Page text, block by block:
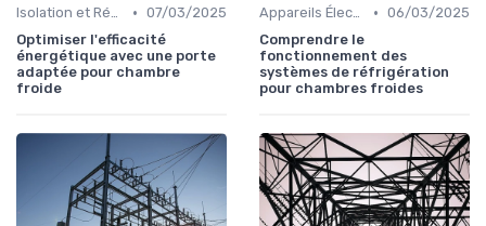
Isolation et Réduction de la Consommation • 07/03/2025
Optimiser l'efficacité
énergétique avec une porte
adaptée pour chambre
froide
Appareils Électroménagers Éco-énergétiques • 06/03/2025
Comprendre le
fonctionnement des
systèmes de réfrigération
pour chambres froides